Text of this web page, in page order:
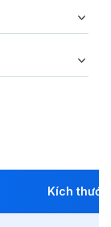
Kích thước